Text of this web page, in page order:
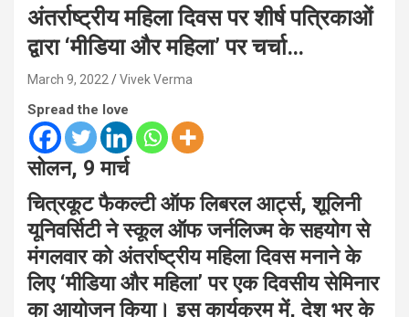
अंतर्राष्ट्रीय महिला दिवस पर शीर्ष पत्रिकाओं
द्वारा ‘मीडिया और महिला’ पर चर्चा…
March 9, 2022 Vivek Verma
Spread the love
सोलन, 9 मार्च
चित्रकूट फैकल्टी ऑफ लिबरल आर्ट्स, शूलिनी
यूनिवर्सिटी ने स्कूल ऑफ जर्नलिज्म के सहयोग से
मंगलवार को अंतर्राष्ट्रीय महिला दिवस मनाने के
लिए ‘मीडिया और महिला’ पर एक दिवसीय सेमिनार
का आयोजन किया। इस कार्यक्रम में, देश भर के